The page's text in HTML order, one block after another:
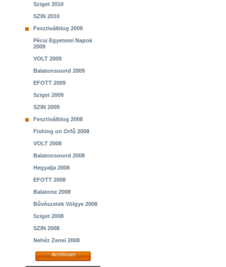
Sziget 2010
SZIN 2010
Fesztiválblog 2009
Pécsi Egyetemi Napok
2009
VOLT 2009
Balatonsound 2009
EFOTT 2009
Sziget 2009
SZIN 2009
Fesztiválblog 2008
Fishing on Orfű 2008
VOLT 2008
Balatonsound 2008
Hegyalja 2008
EFOTT 2008
Balatone 2008
Bűvészetek Völgye 2008
Sziget 2008
SZIN 2008
Nehéz Zenei 2008
Archívum